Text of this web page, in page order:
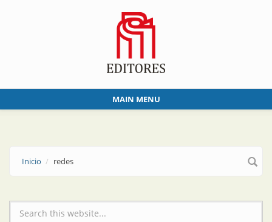
MAIN MENU
Inicio redes
Formulario de búsqueda